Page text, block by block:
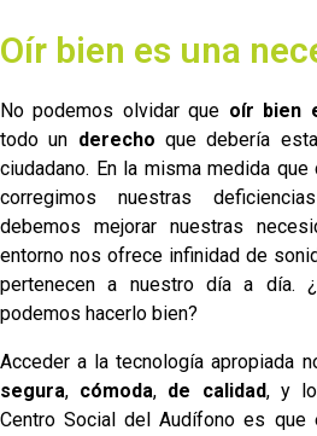
Oír bien es una
No podemos olvidar que oír bien
todo un derecho que debería
ciudadano. En la misma medida
corregimos nuestras
debemos mejorar nuestras
entorno nos ofrece infinidad de
pertenecen a nuestro día a día.
podemos hacerlo bien?
Acceder a la tecnología apropiada
segura, cómoda, de calidad, y lo
Centro Social del Audífono es